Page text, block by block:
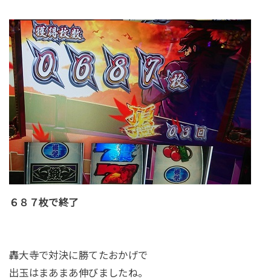
６８７枚で終了
轟大寺で対決に勝てたおかげで
出玉はまあまあ伸びましたね。